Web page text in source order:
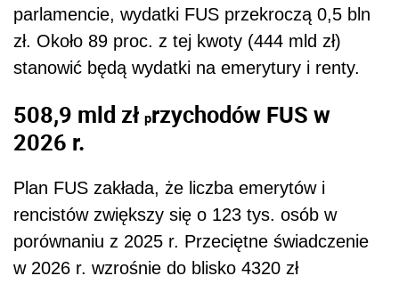
parlamencie, wydatki FUS przekroczą 0,5 bln
zł. Około 89 proc. z tej kwoty (444 mld zł)
stanowić będą wydatki na emerytury i renty.
508,9 mld zł przychodów FUS w
2026 r.
Plan FUS zakłada, że liczba emerytów i
rencistów zwiększy się o 123 tys. osób w
porównaniu z 2025 r. Przeciętne świadczenie
w 2026 r. wzrośnie do blisko 4320 zł